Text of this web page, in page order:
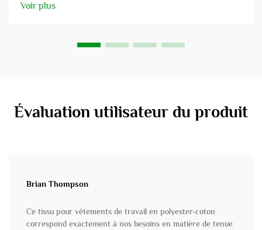
durabilité et douceur. Avec le typique ble...
Voir plus
Évaluation utilisateur du produit
Brian Thompson
Ce tissu pour vêtements de travail en polyester-coton
correspond exactement à nos besoins en matière de tenue